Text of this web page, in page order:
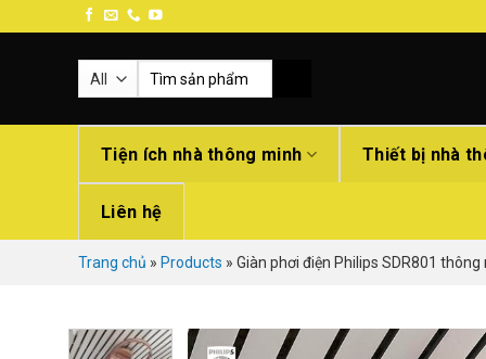
Search
Tiện ích nhà thông minh Thiết bị nhà
Liên hệ
Trang chủ » Products » Giàn phơi điện Philips SDR801 thông